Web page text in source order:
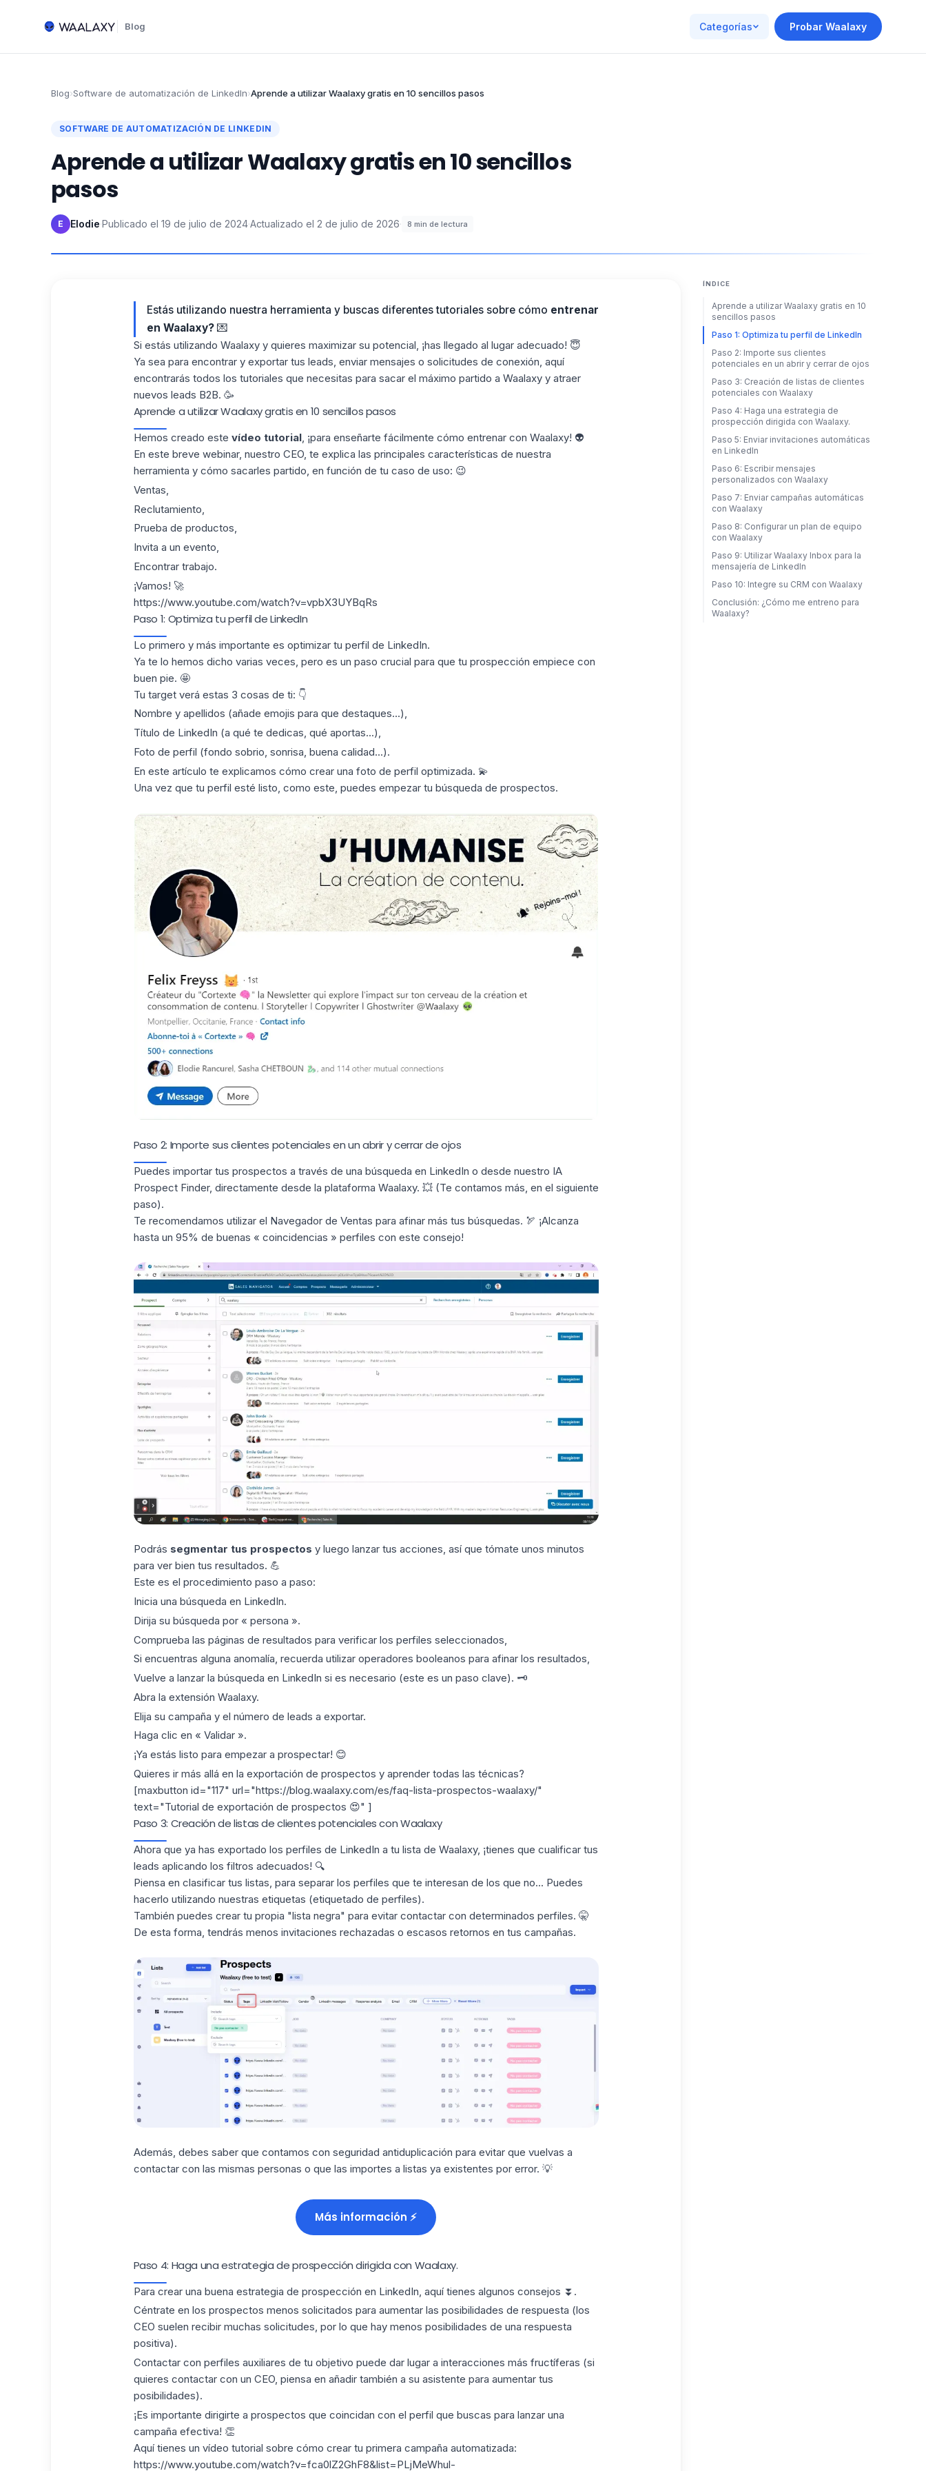
Blog Categorías Probar Waalaxy
Blog›Software de automatización de LinkedIn›Aprende a utilizar Waalaxy gratis en 10 sencillos pasos
SOFTWARE DE AUTOMATIZACIÓN DE LINKEDIN
Aprende a utilizar Waalaxy gratis en 10 sencillos
pasos
E Elodie·Publicado el 19 de julio de 2024·Actualizado el 2 de julio de 2026· 8 min de lectura
Estás utilizando nuestra herramienta y buscas diferentes tutoriales sobre cómo entrenar
en Waalaxy? 💌
Si estás utilizando Waalaxy y quieres maximizar su potencial, ¡has llegado al lugar adecuado! 😇
Ya sea para encontrar y exportar tus leads, enviar mensajes o solicitudes de conexión, aquí
encontrarás todos los tutoriales que necesitas para sacar el máximo partido a Waalaxy y atraer
nuevos leads B2B. 🥳
Aprende a utilizar Waalaxy gratis en 10 sencillos pasos
Hemos creado este vídeo tutorial, ¡para enseñarte fácilmente cómo entrenar con Waalaxy! 👽
En este breve webinar, nuestro CEO, te explica las principales características de nuestra
herramienta y cómo sacarles partido, en función de tu caso de uso: 😉
Ventas,
Reclutamiento,
Prueba de productos,
Invita a un evento,
Encontrar trabajo.
¡Vamos! 🚀
https://www.youtube.com/watch?v=vpbX3UYBqRs
Paso 1: Optimiza tu perfil de LinkedIn
Lo primero y más importante es optimizar tu perfil de LinkedIn.
Ya te lo hemos dicho varias veces, pero es un paso crucial para que tu prospección empiece con
buen pie. 🤩
Tu target verá estas 3 cosas de ti: 👇
Nombre y apellidos (añade emojis para que destaques...),
Título de LinkedIn (a qué te dedicas, qué aportas...),
Foto de perfil (fondo sobrio, sonrisa, buena calidad...).
En este artículo te explicamos cómo crear una foto de perfil optimizada. 💫
Una vez que tu perfil esté listo, como este, puedes empezar tu búsqueda de prospectos.
Paso 2: Importe sus clientes potenciales en un abrir y cerrar de ojos
Puedes importar tus prospectos a través de una búsqueda en LinkedIn o desde nuestro IA
Prospect Finder, directamente desde la plataforma Waalaxy. 💥 (Te contamos más, en el siguiente
paso).
Te recomendamos utilizar el Navegador de Ventas para afinar más tus búsquedas. 🏹 ¡Alcanza
hasta un 95% de buenas « coincidencias » perfiles con este consejo!
Podrás segmentar tus prospectos y luego lanzar tus acciones, así que tómate unos minutos
para ver bien tus resultados. 💪
Este es el procedimiento paso a paso:
Inicia una búsqueda en LinkedIn.
Dirija su búsqueda por « persona ».
Comprueba las páginas de resultados para verificar los perfiles seleccionados,
Si encuentras alguna anomalía, recuerda utilizar operadores booleanos para afinar los resultados,
Vuelve a lanzar la búsqueda en LinkedIn si es necesario (este es un paso clave). 🗝️
Abra la extensión Waalaxy.
Elija su campaña y el número de leads a exportar.
Haga clic en « Validar ».
¡Ya estás listo para empezar a prospectar! 😊
Quieres ir más allá en la exportación de prospectos y aprender todas las técnicas?
[maxbutton id="117" url="https://blog.waalaxy.com/es/faq-lista-prospectos-waalaxy/"
text="Tutorial de exportación de prospectos 😍" ]
Paso 3: Creación de listas de clientes potenciales con Waalaxy
Ahora que ya has exportado los perfiles de LinkedIn a tu lista de Waalaxy, ¡tienes que cualificar tus
leads aplicando los filtros adecuados! 🔍
Piensa en clasificar tus listas, para separar los perfiles que te interesan de los que no... Puedes
hacerlo utilizando nuestras etiquetas (etiquetado de perfiles).
También puedes crear tu propia "lista negra" para evitar contactar con determinados perfiles. 🤫
De esta forma, tendrás menos invitaciones rechazadas o escasos retornos en tus campañas.
Además, debes saber que contamos con seguridad antiduplicación para evitar que vuelvas a
contactar con las mismas personas o que las importes a listas ya existentes por error. 💡
Más información ⚡
Paso 4: Haga una estrategia de prospección dirigida con Waalaxy.
Para crear una buena estrategia de prospección en LinkedIn , aquí tienes algunos consejos ⏬.
Céntrate en los prospectos menos solicitados para aumentar las posibilidades de respuesta (los
CEO suelen recibir muchas solicitudes, por lo que hay menos posibilidades de una respuesta
positiva).
Contactar con perfiles auxiliares de tu objetivo puede dar lugar a interacciones más fructíferas (si
quieres contactar con un CEO, piensa en añadir también a su asistente para aumentar tus
posibilidades).
¡Es importante dirigirte a prospectos que coincidan con el perfil que buscas para lanzar una
campaña efectiva! 👏
Aquí tienes un vídeo tutorial sobre cómo crear tu primera campaña automatizada:
https://www.youtube.com/watch?v=fca0lZ2GhF8&list=PLjMeWhul-
ÍNDICE
Aprende a utilizar Waalaxy gratis en 10
sencillos pasos
Paso 1: Optimiza tu perfil de LinkedIn
Paso 2: Importe sus clientes
potenciales en un abrir y cerrar de ojos
Paso 3: Creación de listas de clientes
potenciales con Waalaxy
Paso 4: Haga una estrategia de
prospección dirigida con Waalaxy.
Paso 5: Enviar invitaciones automáticas
en LinkedIn
Paso 6: Escribir mensajes
personalizados con Waalaxy
Paso 7: Enviar campañas automáticas
con Waalaxy
Paso 8: Configurar un plan de equipo
con Waalaxy
Paso 9: Utilizar Waalaxy Inbox para la
mensajería de LinkedIn
Paso 10: Integre su CRM con Waalaxy
Conclusión: ¿Cómo me entreno para
Waalaxy?